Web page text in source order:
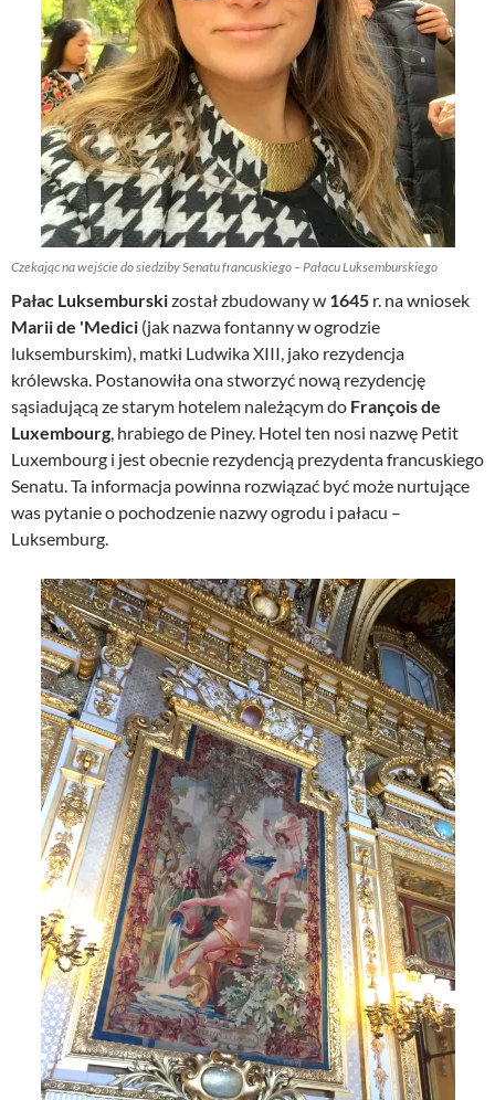
Czekając na wejście do siedziby Senatu francuskiego – Pałacu Luksemburskiego
Pałac Luksemburskizostał zbudowany w 1645 r. na wniosek
Marii de 'Medici (jak nazwa fontanny w ogrodzie
luksemburskim), matki Ludwika XIII, jako rezydencja
królewska. Postanowiła ona stworzyć nową rezydencję
sąsiadującą ze starym hotelem należącym do François de
Luxembourg, hrabiego de Piney. Hotel ten nosi nazwę Petit
Luxembourg i jest obecnie rezydencją prezydenta francuskiego
Senatu. Ta informacja powinna rozwiązać być może nurtujące
was pytanie o pochodzenie nazwy ogrodu i pałacu –
Luksemburg.